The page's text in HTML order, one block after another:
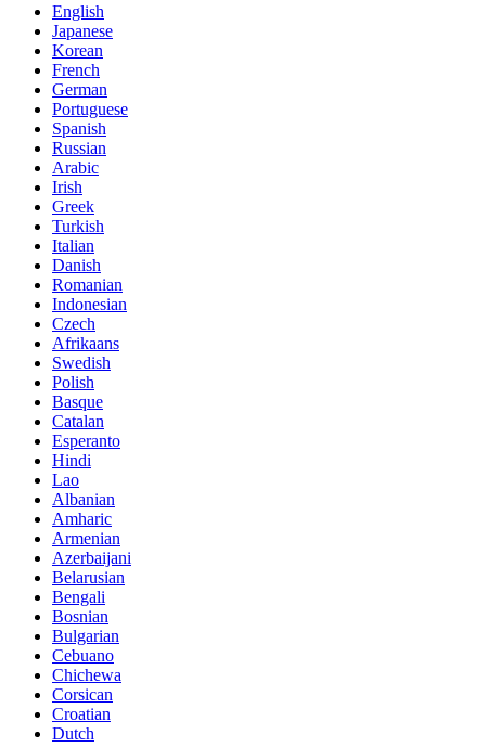
English
Japanese
Korean
French
German
Portuguese
Spanish
Russian
Arabic
Irish
Greek
Turkish
Italian
Danish
Romanian
Indonesian
Czech
Afrikaans
Swedish
Polish
Basque
Catalan
Esperanto
Hindi
Lao
Albanian
Amharic
Armenian
Azerbaijani
Belarusian
Bengali
Bosnian
Bulgarian
Cebuano
Chichewa
Corsican
Croatian
Dutch